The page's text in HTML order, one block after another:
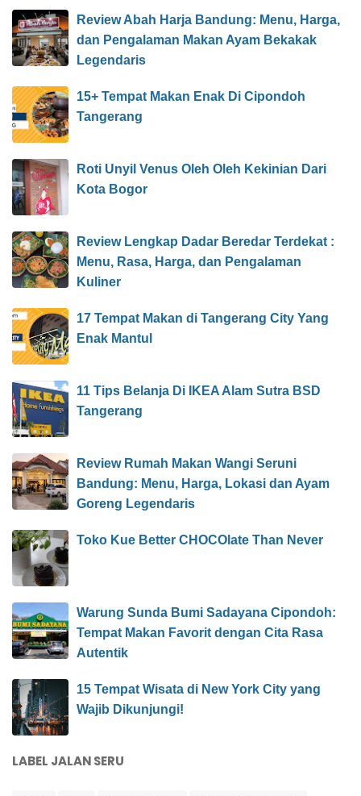
Review Abah Harja Bandung: Menu, Harga,
dan Pengalaman Makan Ayam Bekakak
Legendaris
15+ Tempat Makan Enak Di Cipondoh
Tangerang
Roti Unyil Venus Oleh Oleh Kekinian Dari
Kota Bogor
Review Lengkap Dadar Beredar Terdekat :
Menu, Rasa, Harga, dan Pengalaman
Kuliner
17 Tempat Makan di Tangerang City Yang
Enak Mantul
11 Tips Belanja Di IKEA Alam Sutra BSD
Tangerang
Review Rumah Makan Wangi Seruni
Bandung: Menu, Harga, Lokasi dan Ayam
Goreng Legendaris
Toko Kue Better CHOCOlate Than Never
Warung Sunda Bumi Sadayana Cipondoh:
Tempat Makan Favorit dengan Cita Rasa
Autentik
15 Tempat Wisata di New York City yang
Wajib Dikunjungi!
LABEL JALAN SERU